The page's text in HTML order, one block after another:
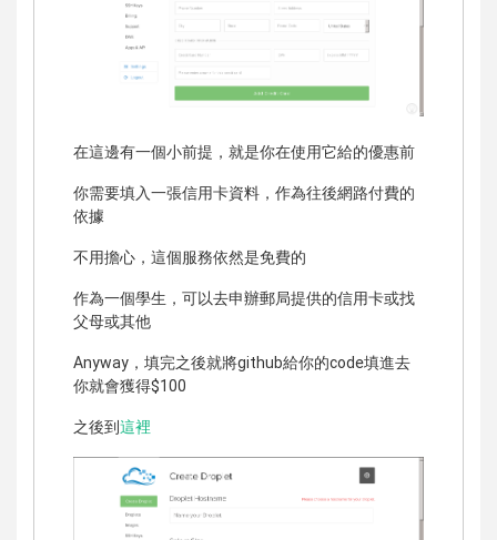
在這邊有一個小前提，就是你在使用它給的優惠前
你需要填入一張信用卡資料，作為往後網路付費的
依據
不用擔心，這個服務依然是免費的
作為一個學生，可以去申辦郵局提供的信用卡或找
父母或其他
Anyway，填完之後就將github給你的code填進去
你就會獲得$100
之後到這裡